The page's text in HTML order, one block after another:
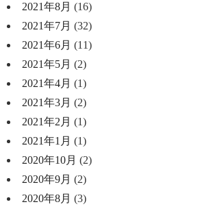
2021年8月 (16)
2021年7月 (32)
2021年6月 (11)
2021年5月 (2)
2021年4月 (1)
2021年3月 (2)
2021年2月 (1)
2021年1月 (1)
2020年10月 (2)
2020年9月 (2)
2020年8月 (3)